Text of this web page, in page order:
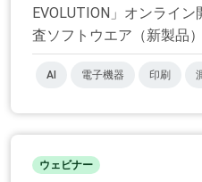
EVOLUTION」オンライ
査ソフトウエア（新製品
AI 電子機器 印刷
ウェビナー